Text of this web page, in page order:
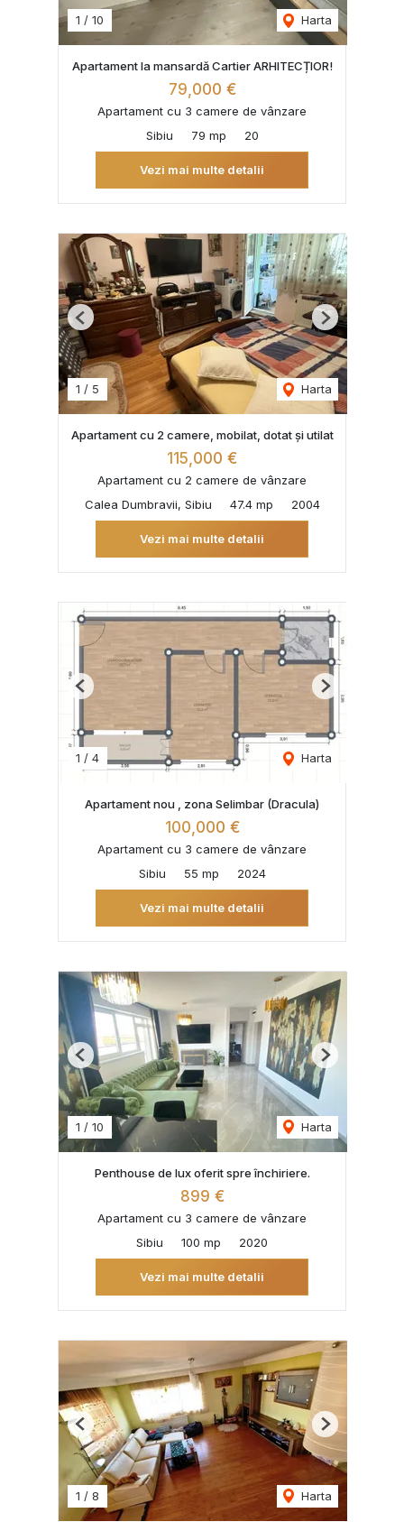
1 / 10 Harta
Apartament la mansardă Cartier ARHITECȚIOR!
79,000 €
Apartament cu 3 camere de vânzare
Sibiu
79 mp 20
Vezi mai multe detalii
1 / 5 Harta
Previous Next
Apartament cu 2 camere, mobilat, dotat și utilat
115,000 €
Apartament cu 2 camere de vânzare
Calea Dumbravii, Sibiu
47.4 mp 2004
Vezi mai multe detalii
1 / 4 Harta
Previous Next
Apartament nou , zona Selimbar (Dracula)
100,000 €
Apartament cu 3 camere de vânzare
Sibiu
55 mp 2024
Vezi mai multe detalii
1 / 10 Harta
Previous Next
Penthouse de lux oferit spre închiriere.
899 €
Apartament cu 3 camere de vânzare
Sibiu
100 mp 2020
Vezi mai multe detalii
1 / 8 Harta
Previous Next